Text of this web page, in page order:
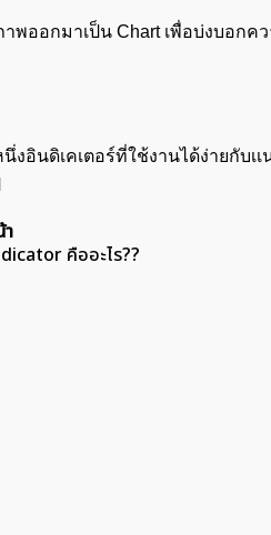
าพออกมาเป็น Chart เพื่อบ่งบอกค
งอินดิเคเตอร์ที่ใช้งานได้ง่ายกับเ
คืออะไร??